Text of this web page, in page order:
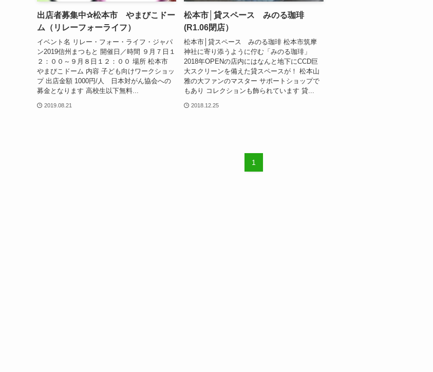
出店者募集中✰松本市 やまびこドー
ム（リレーフォーライフ）
イベント名 リレー・フォー・ライフ・ジャパ
ン2019信州まつもと 開催日／時間 ９月７日１
２：００～９月８日１２：００ 場所 松本市
やまびこドーム 内容 子ども向けワークショッ
プ 出店金額 1000円/人 日本対がん協会への
募金となります 高校生以下無料...
2019.08.21
松本市│貸スペース みのる珈琲
(R1.06閉店）
松本市│貸スペース みのる珈琲 松本市筑摩
神社に寄り添うように佇む「みのる珈琲」
2018年OPENの店内にはなんと地下にCCD巨
大スクリーンを備えた貸スペースが！ 松本山
雅の大ファンのマスター サポートショップで
もあり コレクションも飾られています 貸...
2018.12.25
1